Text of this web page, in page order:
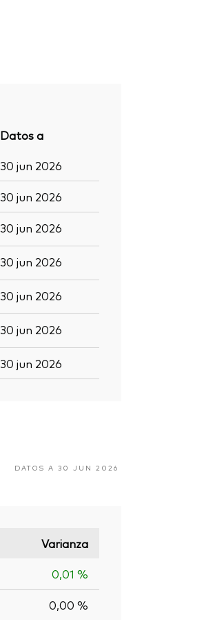
Datos a
30 jun 2026
30 jun 2026
30 jun 2026
30 jun 2026
30 jun 2026
30 jun 2026
30 jun 2026
DATOS A 30 JUN 2026
Varianza
0,01 %
0,00 %